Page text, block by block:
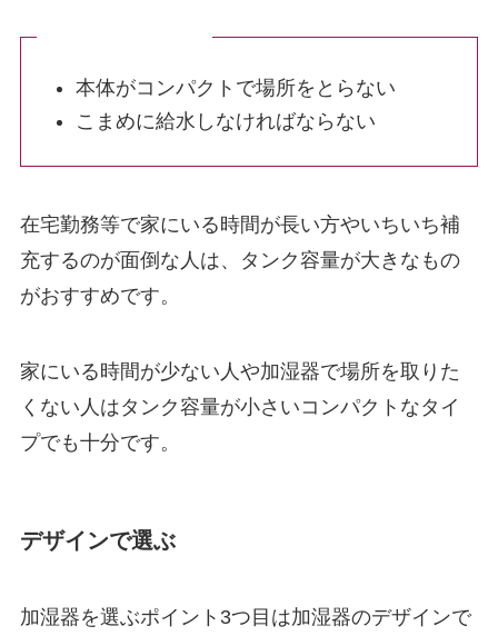
本体がコンパクトで場所をとらない
こまめに給水しなければならない
在宅勤務等で家にいる時間が長い方やいちいち補
充するのが面倒な人は、タンク容量が大きなもの
がおすすめです。
家にいる時間が少ない人や加湿器で場所を取りた
くない人はタンク容量が小さいコンパクトなタイ
プでも十分です。
デザインで選ぶ
加湿器を選ぶポイント3つ目は加湿器のデザインで